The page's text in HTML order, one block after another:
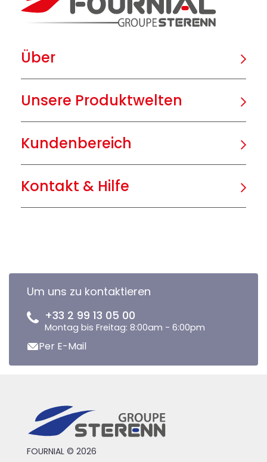
Über
Unsere Produktwelten
Kundenbereich
Kontakt & Hilfe
Um uns zu kontaktieren
+33 2 99 13 05 00
Montag bis Freitag: 8:00am - 6:00pm
Per E-Mail
FOURNIAL © 2026